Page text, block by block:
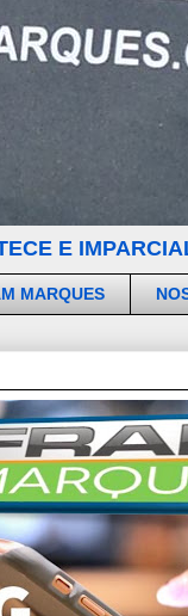
E
MARQUES